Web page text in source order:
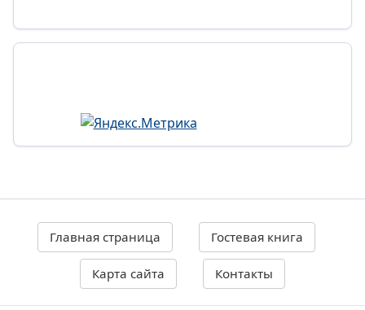
Главная страница Гостевая книга
Карта сайта Контакты